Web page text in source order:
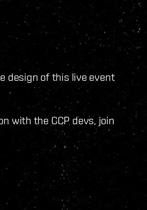
design of this live event
with the CCP devs, join